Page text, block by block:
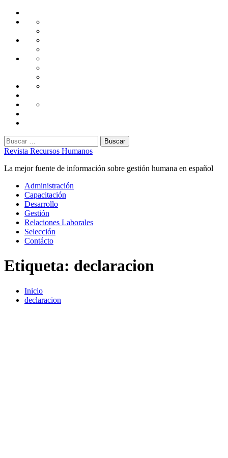
Saltar
Administración
Capacitación
Desarrollo
Gestión
Laborales
Selección
Buscar:
Revista Recursos Humanos
La mejor fuente de información sobre gestión humana en español
Menú
principal
Administración
Capacitación
Desarrollo
Gestión
Relaciones Laborales
Selección
Contácto
Etiqueta: declaracion
Inicio
declaracion